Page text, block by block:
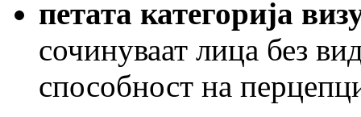
петата категорија
сочинуваат лица без
способност на